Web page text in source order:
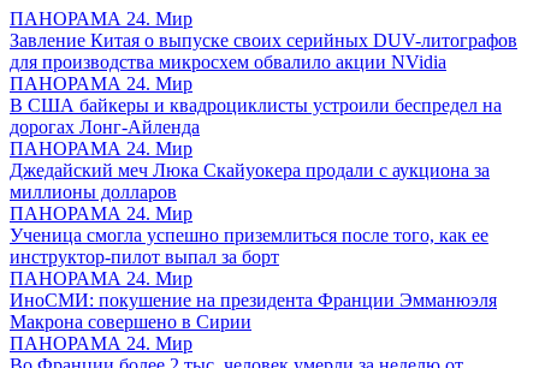
ПАНОРАМА 24. Мир
Завление Китая о выпуске своих серийных DUV-литографов
для производства микросхем обвалило акции NVidia
ПАНОРАМА 24. Мир
В США байкеры и квадроциклисты устроили беспредел на
дорогах Лонг-Айленда
ПАНОРАМА 24. Мир
Джедайский меч Люка Скайуокера продали с аукциона за
миллионы долларов
ПАНОРАМА 24. Мир
Ученица смогла успешно приземлиться после того, как ее
инструктор-пилот выпал за борт
ПАНОРАМА 24. Мир
ИноСМИ: покушение на президента Франции Эмманюэля
Макрона совершено в Сирии
ПАНОРАМА 24. Мир